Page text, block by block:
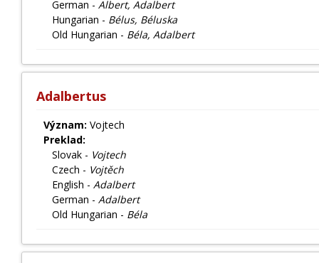
German - Albert, Adalbert
Hungarian - Bélus, Béluska
Old Hungarian - Béla, Adalbert
Adalbertus
Význam: Vojtech
Preklad:
Slovak - Vojtech
Czech - Vojtěch
English - Adalbert
German - Adalbert
Old Hungarian - Béla